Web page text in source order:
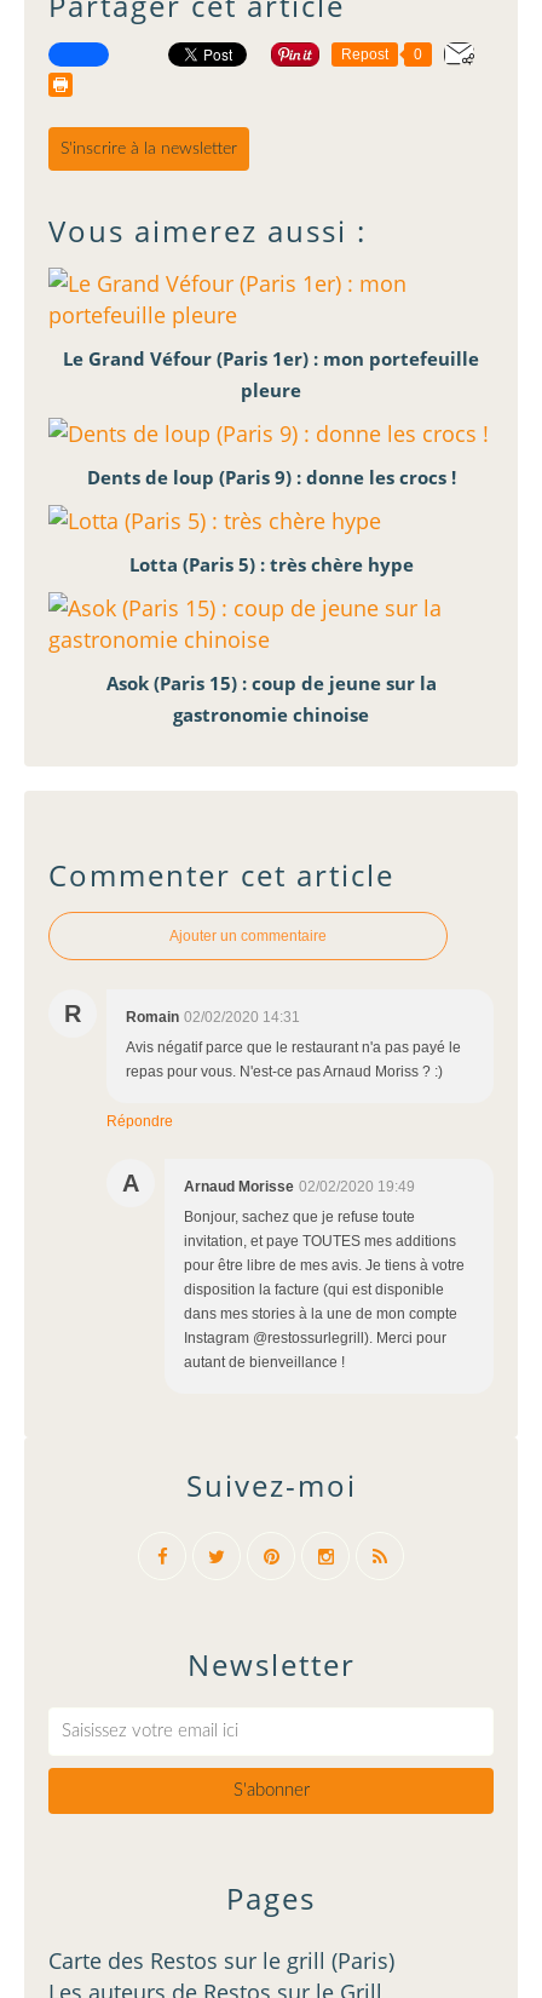
Repost 0
S'inscrire à la newsletter
Vous aimerez aussi :
Le Grand Véfour (Paris 1er) : mon portefeuille
pleure
Dents de loup (Paris 9) : donne les crocs !
Lotta (Paris 5) : très chère hype
Asok (Paris 15) : coup de jeune sur la
gastronomie chinoise
Commenter cet article
Ajouter un commentaire
R Romain 02/02/2020 14:31
Avis négatif parce que le restaurant n'a pas payé le
repas pour vous. N'est-ce pas Arnaud Moriss ? :)
Répondre
A Arnaud Morisse 02/02/2020 19:49
Bonjour, sachez que je refuse toute
invitation, et paye TOUTES mes additions
pour être libre de mes avis. Je tiens à votre
disposition la facture (qui est disponible
dans mes stories à la une de mon compte
Instagram @restossurlegrill). Merci pour
autant de bienveillance !
Newsletter
Pages
Carte des Restos sur le grill (Paris)
Suivez-moi